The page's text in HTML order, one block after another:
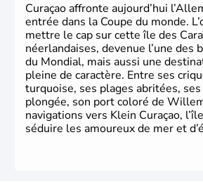
Curaçao affronte aujourd’hui
entrée dans la Coupe du monde.
mettre le cap sur cette île des
néerlandaises, devenue l’une des
du Mondial, mais aussi une
pleine de caractère. Entre ses
turquoise, ses plages abritées,
plongée, son port coloré de
navigations vers Klein Curaçao,
séduire les amoureux de mer et